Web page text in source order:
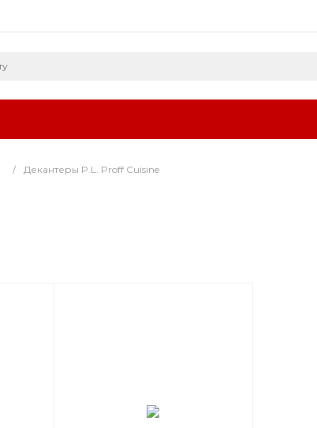
/ Декантеры P.L. Proff Cuisine